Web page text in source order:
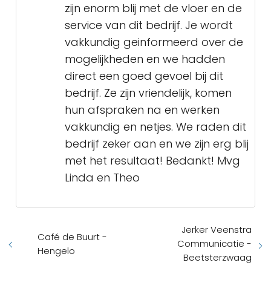
zijn enorm blij met de vloer en de
service van dit bedrijf. Je wordt
vakkundig geinformeerd over de
mogelijkheden en we hadden
direct een goed gevoel bij dit
bedrijf. Ze zijn vriendelijk, komen
hun afspraken na en werken
vakkundig en netjes. We raden dit
bedrijf zeker aan en we zijn erg blij
met het resultaat! Bedankt! Mvg
Linda en Theo
Café de Buurt -
Hengelo
Jerker Veenstra
Communicatie -
Beetsterzwaag